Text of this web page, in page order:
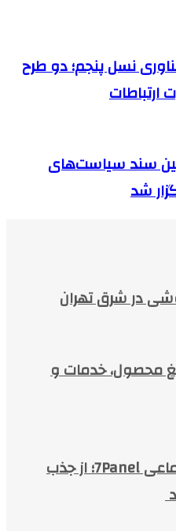
نسل پنجم؛ دو طرح
ارتباطات
سند سیاست‌های
شد
در شرق تهران
محصول، خدمات و
خدمات شبکه‌های اجتماعی 7Panel؛ از جذب